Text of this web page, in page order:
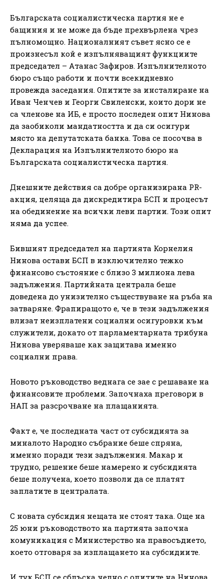
Българската социалистическа партия не е
бащиния и не може да бъде прехвърлена чрез
пълномощно. Националният съвет ясно се е
произнесъл кой е изпълняващият функциите
председател – Атанас Зафиров. Изпълнителното
бюро също работи и почти всекидневно
провежда заседания. Опитите за инсталиране на
Иван Ченчев и Георги Свиленски, които дори не
са членове на ИБ, е просто последен опит Нинова
да заобиколи мандатността и да си осигури
място на депутатската банка. Това се посочва в
Декларация на Изпълнителното бюро на
Българската социалистическа партия.
Днешните действия са добре организирана PR-
акция, целяща да дискредитира БСП и процесът
на обединение на всички леви партии. Този опит
няма да успее.
Бившият председател на партията Корнелия
Нинова остави БСП в изключително тежко
финансово състояние с близо 3 милиона лева
задължения. Партийната централа беше
доведена до унизително съществуване на ръба на
затваряне. Фрапиращото е, че в тези задължения
влизат неизплатени социални осигуровки към
служители, докато от парламентарната трибуна
Нинова уверяваше как защитава именно
социални права.
Новото ръководство веднага се зае с решаване на
финансовите проблеми. Започнаха преговори в
НАП за разсрочване на плащанията.
Факт е, че последната част от субсидията за
миналото Народно събрание беше спряна,
именно поради тези задължения. Макар и
трудно, решение беше намерено и субсидията
беше получена, което позволи да се платят
заплатите в централата.
С новата субсидия нещата не стоят така. Още на
25 юни ръководството на партията започна
комуникация с Министерство на правосъдието,
което отговаря за изплащането на субсидиите.
И тук БСП се сблъска челно с опитите на Нинова